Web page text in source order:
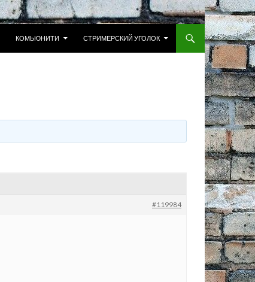
КОМЬЮНИТИ СТРИМЕРСКИЙ УГОЛОК
#119984